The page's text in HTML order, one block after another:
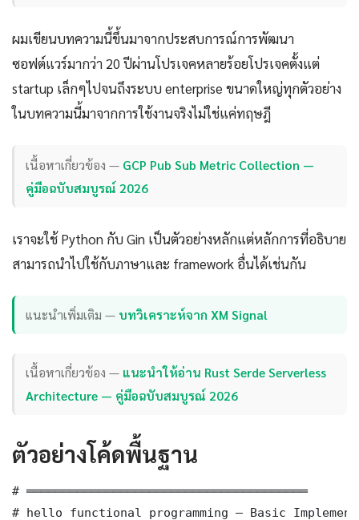
ผมเขียนบทความนี้ขึ้นมาจากประสบการณ์การพัฒนา
ซอฟต์แวร์มากว่า 20 ปีผ่านโปรเจคหลายร้อยโปรเจคตั้งแต่
startup เล็กๆไปจนถึงระบบ enterprise ขนาดใหญ่ทุกตัวอย่าง
ในบทความนี้มาจากการใช้งานจริงไม่ใช่แค่ทฤษฎี
เนื้อหาเกี่ยวข้อง — GCP Pub Sub Metric Collection —
คู่มือฉบับสมบูรณ์ 2026
เราจะใช้ Python กับ Gin เป็นตัวอย่างหลักแต่หลักการที่อธิบาย
สามารถนำไปใช้กับภาษาและ framework อื่นได้เช่นกัน
แนะนำเพิ่มเติม — บทวิเคราะห์จาก XM Signal
เนื้อหาเกี่ยวข้อง — แนะนำให้อ่าน Rust Serde Serverless
Architecture — คู่มือฉบับสมบูรณ์ 2026
ตัวอย่างโค้ดพื้นฐาน
# ═══════════════════════════════════════
# hello functional programming — Basic